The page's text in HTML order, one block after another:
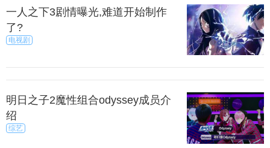
一人之下3剧情曝光,难道开始制作
了?
电视剧
明日之子2魔性组合odyssey成员介
绍
综艺